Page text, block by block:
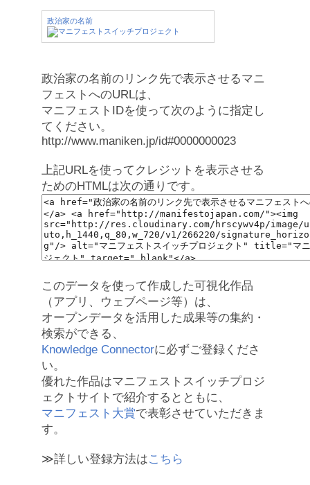
政治家の名前
政治家の名前のリンク先で表示させるマニ
フェストへのURLは、
マニフェストIDを使って次のように指定し
てください。
http://www.maniken.jp/id#0000000023
上記URLを使ってクレジットを表示させる
ためのHTMLは次の通りです。
このデータを使って作成した可視化作品
（アプリ、ウェブページ等）は、
オープンデータを活用した成果等の集約・
検索ができる、
Knowledge Connectorに必ずご登録くださ
い。
優れた作品はマニフェストスイッチプロジ
ェクトサイトで紹介するとともに、
マニフェスト大賞で表彰させていただきま
す。
≫詳しい登録方法はこちら